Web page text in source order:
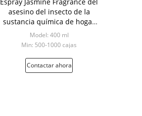
asesino del insecto de la
sustancia química de hogar
400ML
Model: 400 ml
Min: 500-1000 cajas
Contactar ahora